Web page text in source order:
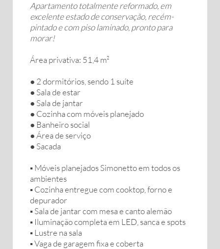
Apartamento totalmente reformado, em
excelente estado de conservação, recém-
pintado e com piso laminado, pronto para
morar!
Área privativa: 51,4 m²
● 2 dormitórios, sendo 1 suíte
● Sala de estar
● Sala de jantar
● Cozinha com móveis planejado
● Banheiro social
● Área de serviço
● Sacada
▪︎ Móveis planejados Simonetto em todos os
ambientes
▪︎ Cozinha entregue com cooktop, forno e
depurador
▪︎ Sala de jantar com mesa e canto alemão
▪︎ Iluminação completa em LED, sanca e spots
▪︎ Lustre na sala
▪︎ Vaga de garagem fixa e coberta